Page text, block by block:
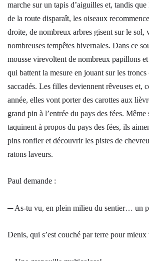
marche sur un tapis d’aiguilles et, tandis
de la route disparaît, les oiseaux
droite, de nombreux arbres gisent sur le sol,
nombreuses tempêtes hivernales. Dans ce
mousse virevoltent de nombreux papillons
qui battent la mesure en jouant sur les troncs
saccadés. Les filles deviennent rêveuses et,
année, elles vont porter des carottes aux
grand pin à l’entrée du pays des fées. Même
taquinent à propos du pays des fées, ils
pins ronfler et découvrir les pistes de
ratons laveurs.
Paul demande :
─ As-tu vu, en plein milieu du sentier… un
Denis, qui s’est couché par terre pour mieux